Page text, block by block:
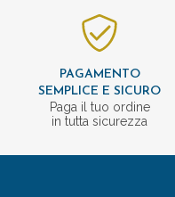
PAGAMENTO
SEMPLICE E SICURO
Paga il tuo ordine
in tutta sicurezza